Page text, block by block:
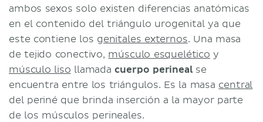
ambos sexos solo existen diferencias anatómicas
en el contenido del triángulo urogenital ya que
este contiene los genitales externos. Una masa
de tejido conectivo, músculo esquelético y
músculo liso llamadacuerpo perineal se
encuentra entre los triángulos. Es la masa central
del periné que brinda inserción a la mayor parte
de los músculos perineales.